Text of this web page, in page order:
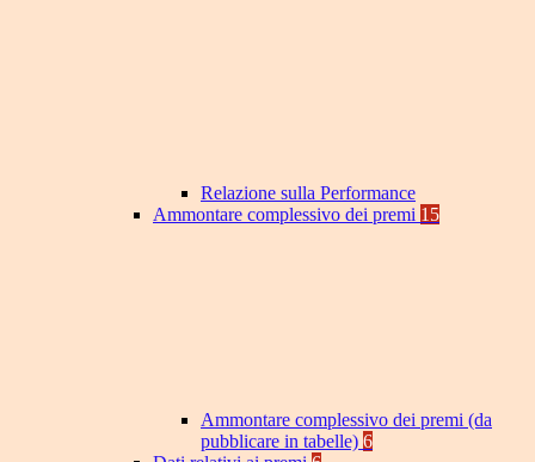
Relazione sulla Performance
Ammontare complessivo dei premi 15
Ammontare complessivo dei premi (da
pubblicare in tabelle) 6